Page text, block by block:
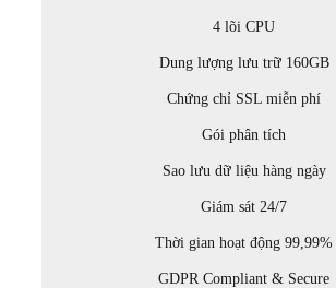
4 lõi CPU
Dung lượng lưu trữ 160GB
Chứng chỉ SSL miễn phí
Gói phân tích
Sao lưu dữ liệu hàng ngày
Giám sát 24/7
Thời gian hoạt động 99,99%
GDPR Compliant & Secure